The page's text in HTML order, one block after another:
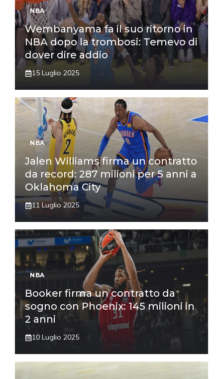
NBA
Wembanyama fa il suo ritorno in
NBA dopo la trombosi: Temevo di
dover dire addio
15 Luglio 2025
NBA
Jalen Williams firma un contratto
da record: 287 milioni per 5 anni a
Oklahoma City
11 Luglio 2025
NBA
Booker firma un contratto da
sogno con Phoenix: 145 milioni in
2 anni
10 Luglio 2025